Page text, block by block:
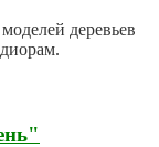
деревьев